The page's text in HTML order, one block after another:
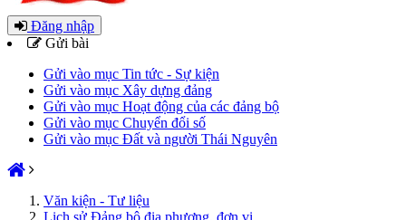
Đăng nhập
Gửi bài
Gửi vào mục Tin tức - Sự kiện
Gửi vào mục Xây dựng đảng
Gửi vào mục Hoạt động của các đảng bộ
Gửi vào mục Chuyển đổi số
Gửi vào mục Đất và người Thái Nguyên
Văn kiện - Tư liệu
Lịch sử Đảng bộ địa phương, đơn vị